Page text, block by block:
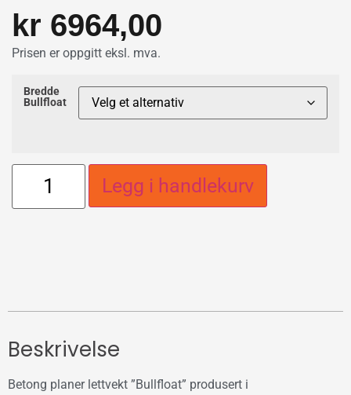
kr 6964,00
Prisen er oppgitt eksl. mva.
Bredde
Bullfloat
Legg i handlekurv
Beskrivelse
Betong planer lettvekt ”Bullfloat” produsert i